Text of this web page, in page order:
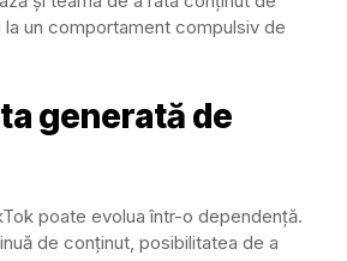
un comportament compulsiv de
generată de
poate evolua într-o dependență.
de conținut, posibilitatea de a